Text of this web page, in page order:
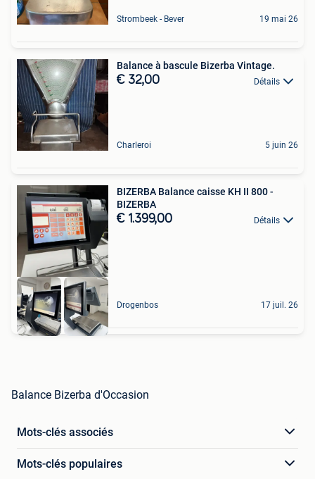
Strombeek - Bever 19 mai 26
Balance à bascule Bizerba Vintage.
€ 32,00 Détails
Charleroi 5 juin 26
BIZERBA Balance caisse KH II 800 -
BIZERBA
€ 1.399,00 Détails
Drogenbos 17 juil. 26
Balance Bizerba d'Occasion
Mots-clés associés
Mots-clés populaires